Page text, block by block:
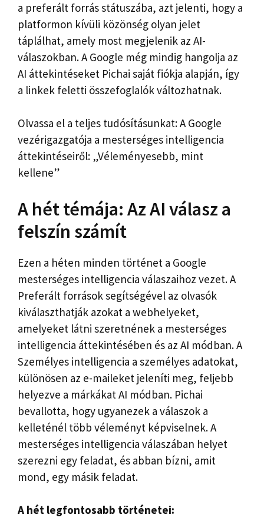
a preferált forrás státuszába, azt jelenti, hogy a
platformon kívüli közönség olyan jelet
táplálhat, amely most megjelenik az AI-
válaszokban. A Google még mindig hangolja az
AI áttekintéseket Pichai saját fiókja alapján, így
a linkek feletti összefoglalók változhatnak.
Olvassa el a teljes tudósításunkat: A Google
vezérigazgatója a mesterséges intelligencia
áttekintéseiről: „Véleményesebb, mint
kellene”
A hét témája: Az AI válasz a
felszín számít
Ezen a héten minden történet a Google
mesterséges intelligencia válaszaihoz vezet. A
Preferált források segítségével az olvasók
kiválaszthatják azokat a webhelyeket,
amelyeket látni szeretnének a mesterséges
intelligencia áttekintésében és az AI módban. A
Személyes intelligencia a személyes adatokat,
különösen az e-maileket jeleníti meg, feljebb
helyezve a márkákat AI módban. Pichai
bevallotta, hogy ugyanezek a válaszok a
kelleténél több véleményt képviselnek. A
mesterséges intelligencia válaszában helyet
szerezni egy feladat, és abban bízni, amit
mond, egy másik feladat.
A hét legfontosabb történetei: